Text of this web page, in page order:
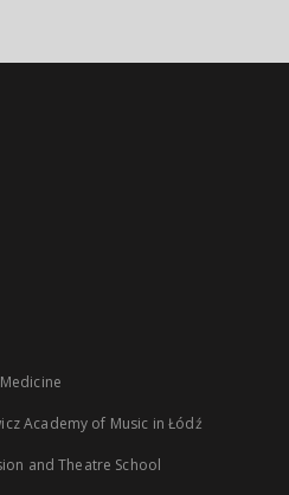
Academy of Music in Łódź
and Theatre School